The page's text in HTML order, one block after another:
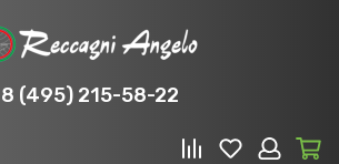
8 (495) 215-58-22